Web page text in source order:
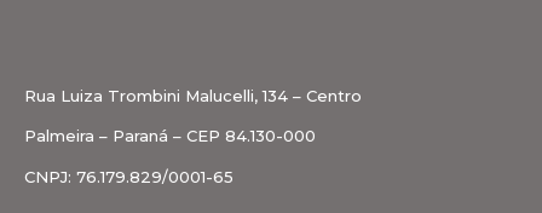
Rua Luiza Trombini Malucelli, 134 – Centro
Palmeira – Paraná – CEP 84.130-000
CNPJ: 76.179.829/0001-65